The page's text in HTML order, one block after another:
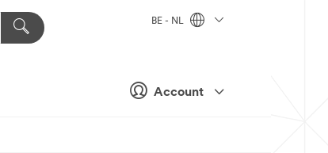
Account
BE - NL